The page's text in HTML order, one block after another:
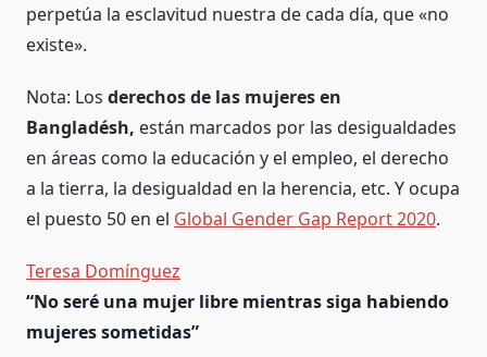
perpetúa la esclavitud nuestra de cada día, que «no
existe».
Nota: Los derechos de las mujeres en
Bangladésh, están marcados por las desigualdades
en áreas como la educación y el empleo, el derecho
a la tierra, la desigualdad en la herencia, etc. Y ocupa
el puesto 50 en el Global Gender Gap Report 2020.
Teresa Domínguez
“No seré una mujer libre mientras siga habiendo
mujeres sometidas”